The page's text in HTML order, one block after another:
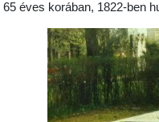
65 éves korában, 1822-ben